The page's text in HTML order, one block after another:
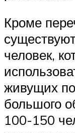
Кроме
человек,
живущих
большого
100-150